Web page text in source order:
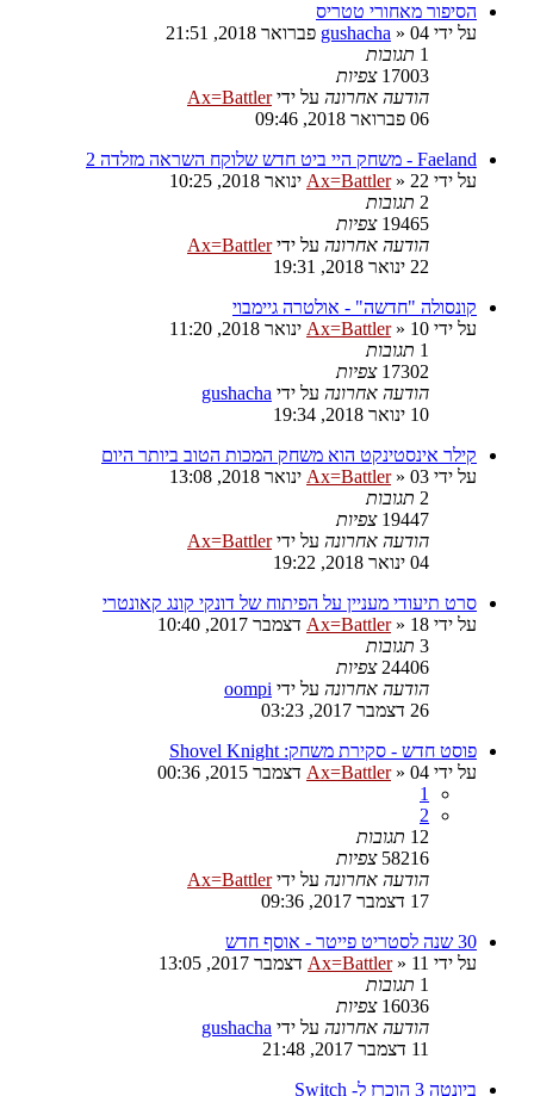
הסיפור מאחורי טטריס
על ידי
gushacha » 04 פברואר 2018, 21:51
1 תגובות
17003 צפיות
הודעה אחרונה על ידיAx=Battler
06 פברואר 2018, 09:46
Faeland - משחק היי ביט חדש שלוקח השראה מזלדה 2
על ידי
Ax=Battler» 22 ינואר 2018, 10:25
2 תגובות
19465 צפיות
הודעה אחרונה על ידיAx=Battler
22 ינואר 2018, 19:31
קונסולה "חדשה" - אולטרה גיימבוי
על ידי
Ax=Battler» 10 ינואר 2018, 11:20
1 תגובות
17302 צפיות
הודעה אחרונה על ידי gushacha
10 ינואר 2018, 19:34
קילר אינסטינקט הוא משחק המכות הטוב ביותר היום
על ידי
Ax=Battler» 03 ינואר 2018, 13:08
2 תגובות
19447 צפיות
הודעה אחרונה על ידיAx=Battler
04 ינואר 2018, 19:22
סרט תיעודי מעניין על הפיתוח של דונקי קונג קאונטרי
על ידי
Ax=Battler» 18 דצמבר 2017, 10:40
3 תגובות
24406 צפיות
הודעה אחרונה על ידי oompi
26 דצמבר 2017, 03:23
פוסט חדש - סקירת משחק: Shovel Knight
על ידי
Ax=Battler» 04 דצמבר 2015, 00:36
1
2
12 תגובות
58216 צפיות
הודעה אחרונה על ידיAx=Battler
17 דצמבר 2017, 09:36
30 שנה לסטריט פייטר - אוסף חדש
על ידי
Ax=Battler» 11 דצמבר 2017, 13:05
1 תגובות
16036 צפיות
הודעה אחרונה על ידי gushacha
11 דצמבר 2017, 21:48
ביונטה 3 הוכרז ל- Switch